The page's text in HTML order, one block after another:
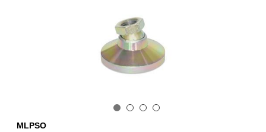
MLPSO